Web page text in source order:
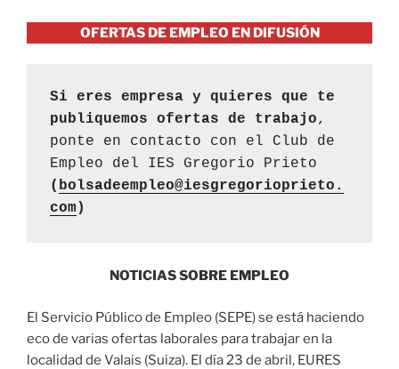
OFERTAS DE EMPLEO EN DIFUSIÓN
Si eres empresa y quieres que te
publiquemos ofertas de trabajo,
ponte en contacto con el Club de
( bolsadeempleo@iesgregorioprieto.
com )
NOTICIAS SOBRE EMPLEO
El Servicio Público de Empleo (SEPE) se está haciendo
eco de varias ofertas laborales para trabajar en la
localidad de Valais (Suiza). El día 23 de abril, EURES